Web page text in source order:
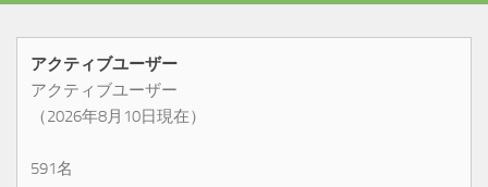
アクティブユーザー
アクティブユーザー
（2026年8月10日現在）
591名